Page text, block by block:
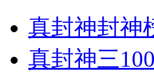
真封神封神
真封神三